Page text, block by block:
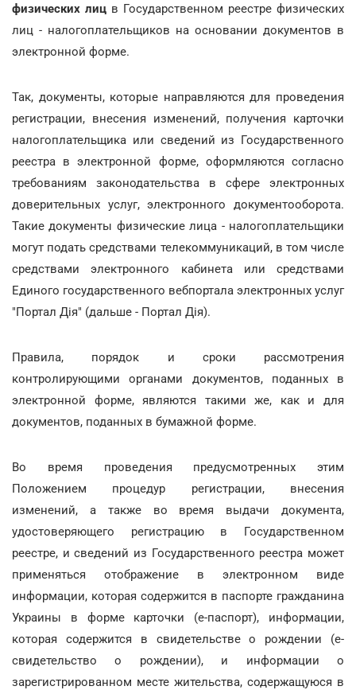
физических лиц в Государственном реестре физических
лиц - налогоплательщиков на основании документов в
электронной форме.
Так, документы, которые направляются для проведения
регистрации, внесения изменений, получения карточки
налогоплательщика или сведений из Государственного
реестра в электронной форме, оформляются согласно
требованиям законодательства в сфере электронных
доверительных услуг, электронного документооборота.
Такие документы физические лица - налогоплательщики
могут подать средствами телекоммуникаций, в том числе
средствами электронного кабинета или средствами
Единого государственного вебпортала электронных услуг
"Портал Дія" (дальше - Портал Дія).
Правила, порядок и сроки рассмотрения
контролирующими органами документов, поданных в
электронной форме, являются такими же, как и для
документов, поданных в бумажной форме.
Во время проведения предусмотренных этим
Положением процедур регистрации, внесения
изменений, а также во время выдачи документа,
удостоверяющего регистрацию в Государственном
реестре, и сведений из Государственного реестра может
применяться отображение в электронном виде
информации, которая содержится в паспорте гражданина
Украины в форме карточки (е-паспорт), информации,
которая содержится в свидетельстве о рождении (е-
свидетельство о рождении), и информации о
зарегистрированном месте жительства, содержащуюся в